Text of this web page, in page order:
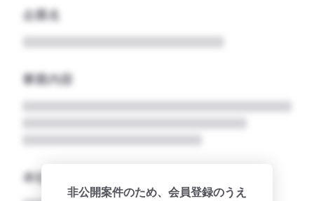
企業名
事業内容
本社所在地名
非公開案件のため、会員登録のうえ